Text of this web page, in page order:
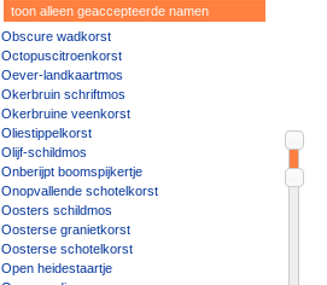
toon alleen geaccepteerde namen
Obscure wadkorst
Octopuscitroenkorst
Oever-landkaartmos
Okerbruin schriftmos
Okerbruine veenkorst
Oliestippelkorst
Olijf-schildmos
Onberijpt boomspijkertje
Onopvallende schotelkorst
Oosters schildmos
Oosterse granietkorst
Oosterse schotelkorst
Open heidestaartje